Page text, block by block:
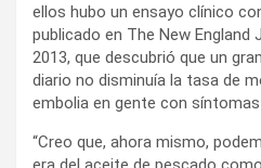
ellos hubo un ensayo clínico
publicado en The New England
2013, que descubrió que un
diario no disminuía la tasa de
embolia en gente con
“Creo que, ahora mismo,